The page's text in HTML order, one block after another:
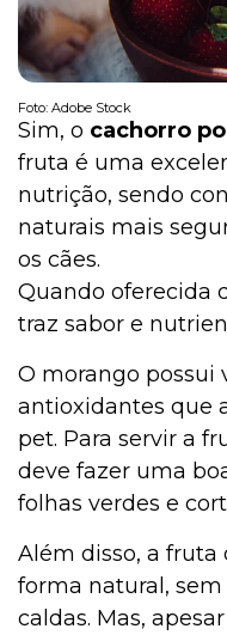
Foto: Adobe Stock
Sim, o cachorro
fruta é uma
nutrição, sendo
naturais mais
os cães.
Quando oferecida
traz sabor e
O morango possui
antioxidantes que
pet. Para servir a
deve fazer uma
folhas verdes e
Além disso, a fruta
forma natural,
caldas. Mas,